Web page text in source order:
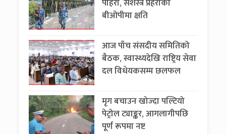
पहिरो, सशस्त्र प्रहरीको
बीओपीमा क्षति
आज पाँच संसदीय समितिको
बैठक, स्वास्थ्यदेखि राष्ट्रिय सेवा
दल विधेयकसम्म छलफल
मृग बचाउन खोज्दा पल्टियो
पेट्रोल ट्याङ्कर, आगलागीपछि
पूर्ण रूपमा नष्ट